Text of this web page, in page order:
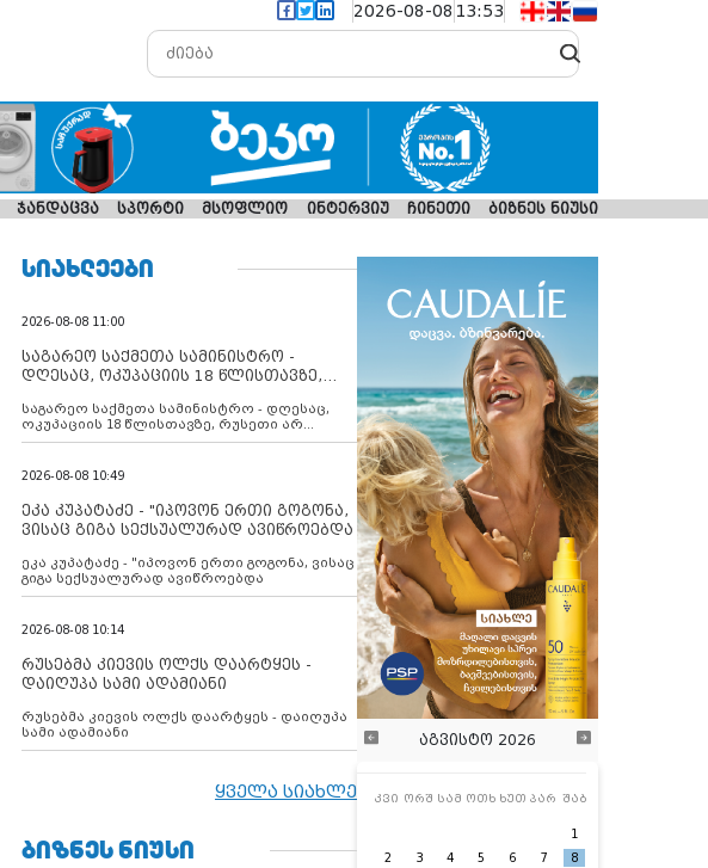
2026-08-08 13:53
ჯანდაცვა სპორტი მსოფლიო ინტერვიუ ჩინეთი ბიზნეს ნიუსი
ᲡᲘᲐᲮᲚᲔᲔᲑᲘ
2026-08-08 11:00
საგარეო საქმეთა სამინისტრო -
დღესაც, ოკუპაციის 18 წლისთავზე,
შუამავლ
საგარეო საქმეთა სამინისტრო - დღესაც,
ოკუპაციის 18 წლისთავზე, რუსეთი არ
ასრულებს ევროკავშირის შუამავლობით
შეწყვეტის შეთანხმებას. მეტიც, რუსეთი
ოკუპირებულ რეგიონებში, აგრძელებს მათი
მილიტარიზაციის პროცესს და აქტიურად
დგამს ნაბიჯებს მათი ფაქტობრივი
2026-08-08 10:49
ეკა კუპატაძე - "იპოვონ ერთი გოგონა,
ვისაც გიგა სექსუალურად ავიწროებდა
ეკა კუპატაძე - "იპოვონ ერთი გოგონა, ვისაც
გიგა სექსუალურად ავიწროებდა
2026-08-08 10:14
რუსებმა კიევის ოლქს დაარტყეს -
დაიღუპა სამი ადამიანი
რუსებმა კიევის ოლქს დაარტყეს - დაიღუპა
სამი ადამიანი
ყველა სიახლე
ᲑᲘᲖᲜᲔᲡ ᲜᲘᲣᲡᲘ
აგვისტო 2026
კვი ორშ სამ ოთხ ხუთ პარ შაბ
1
2
3 4 5 6 7
8